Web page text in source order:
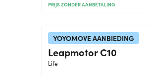
PRIJS ZONDER AANBETALING
YOYOMOVE AANBIEDING
Leapmotor C10
Life